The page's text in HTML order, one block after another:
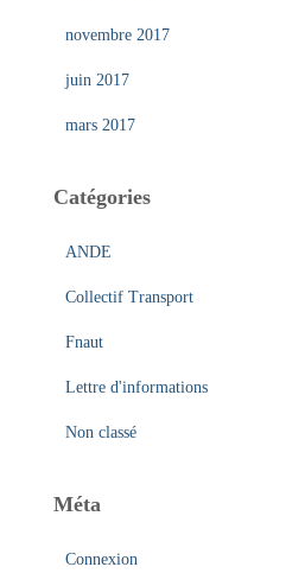
novembre 2017
juin 2017
mars 2017
Catégories
ANDE
Collectif Transport
Fnaut
Lettre d'informations
Non classé
Méta
Connexion